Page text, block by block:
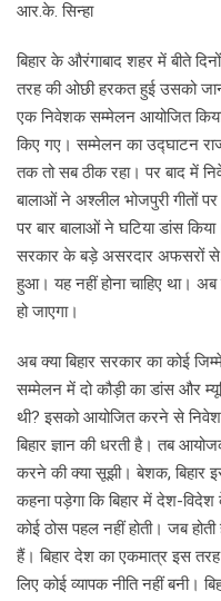
आर.के. सिन्हा
बिहार के औरंगाबाद शहर में बीते
तरह की ओछी हरकत हुई उसको
एक निवेशक सम्मेलन आयोजित
किए गए। सम्मेलन का उद्घाटन
तक तो सब ठीक रहा। पर बाद में
बालाओं ने अश्लील भोजपुरी गीतों
पर बार बालाओं ने घटिया डांस
सरकार के बड़े असरदार अफसरों
हुआ। यह नहीं होना चाहिए था। अब
हो जाएगा।
अब क्या बिहार सरकार का कोई
सम्मेलन में दो कौड़ी का डांस और
थी? इसको आयोजित करने से
बिहार ज्ञान की धरती है। तब
करने की क्या सूझी। बेशक, बिहार
कहना पड़ेगा कि बिहार में देश-
कोई ठोस पहल नहीं होती। जब
हैं। बिहार देश का एकमात्र इस
लिए कोई व्यापक नीति नहीं बनी।